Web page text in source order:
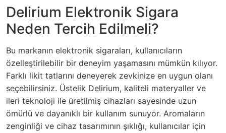
Delirium Elektronik Sigara
Neden Tercih Edilmeli?
Bu markanın elektronik sigaraları, kullanıcıların
özelleştirilebilir bir deneyim yaşamasını mümkün kılıyor.
Farklı likit tatlarını deneyerek zevkinize en uygun olanı
seçebilirsiniz. Üstelik Delirium, kaliteli materyaller ve
ileri teknoloji ile üretilmiş cihazları sayesinde uzun
ömürlü ve dayanıklı bir kullanım sunuyor. Aromaların
zenginliği ve cihaz tasarımının şıklığı, kullanıcılar için